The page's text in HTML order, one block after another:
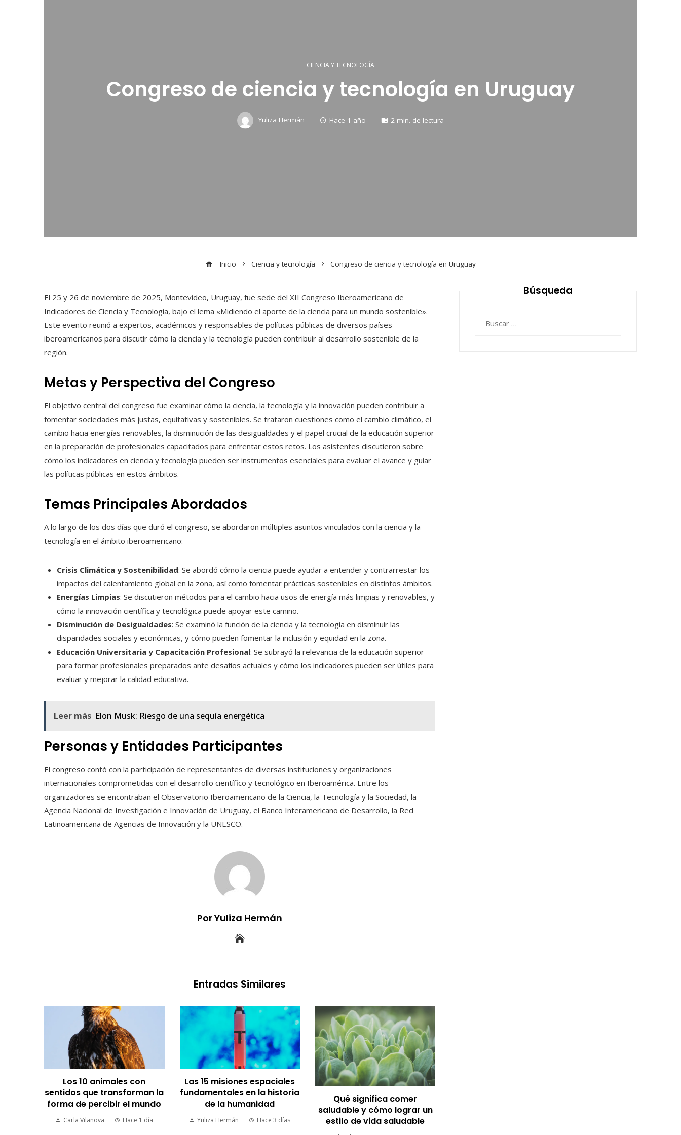
CIENCIA Y TECNOLOGÍA
Congreso de ciencia y tecnología en Uruguay
Yuliza Hermán Hace 1 año 2 min. de lectura
Inicio Ciencia y tecnología Congreso de ciencia y tecnología en Uruguay
El 25 y 26 de noviembre de 2025, Montevideo, Uruguay, fue sede del XII Congreso Iberoamericano de
Indicadores de Ciencia y Tecnología, bajo el lema «Midiendo el aporte de la ciencia para un mundo sostenible».
Este evento reunió a expertos, académicos y responsables de políticas públicas de diversos países
iberoamericanos para discutir cómo la ciencia y la tecnología pueden contribuir al desarrollo sostenible de la
región.
Metas y Perspectiva del Congreso
El objetivo central del congreso fue examinar cómo la ciencia, la tecnología y la innovación pueden contribuir a
fomentar sociedades más justas, equitativas y sostenibles. Se trataron cuestiones como el cambio climático, el
cambio hacia energías renovables, la disminución de las desigualdades y el papel crucial de la educación superior
en la preparación de profesionales capacitados para enfrentar estos retos. Los asistentes discutieron sobre
cómo los indicadores en ciencia y tecnología pueden ser instrumentos esenciales para evaluar el avance y guiar
las políticas públicas en estos ámbitos.
Temas Principales Abordados
A lo largo de los dos días que duró el congreso, se abordaron múltiples asuntos vinculados con la ciencia y la
tecnología en el ámbito iberoamericano:
Crisis Climática y Sostenibilidad: Se abordó cómo la ciencia puede ayudar a entender y contrarrestar los
impactos del calentamiento global en la zona, así como fomentar prácticas sostenibles en distintos ámbitos.
Energías Limpias: Se discutieron métodos para el cambio hacia usos de energía más limpias y renovables, y
cómo la innovación científica y tecnológica puede apoyar este camino.
Disminución de Desigualdades: Se examinó la función de la ciencia y la tecnología en disminuir las
disparidades sociales y económicas, y cómo pueden fomentar la inclusión y equidad en la zona.
Educación Universitaria y Capacitación Profesional: Se subrayó la relevancia de la educación superior
para formar profesionales preparados ante desafíos actuales y cómo los indicadores pueden ser útiles para
evaluar y mejorar la calidad educativa.
Leer más Elon Musk: Riesgo de una sequía energética
Personas y Entidades Participantes
El congreso contó con la participación de representantes de diversas instituciones y organizaciones
internacionales comprometidas con el desarrollo científico y tecnológico en Iberoamérica. Entre los
organizadores se encontraban el Observatorio Iberoamericano de la Ciencia, la Tecnología y la Sociedad, la
Agencia Nacional de Investigación e Innovación de Uruguay, el Banco Interamericano de Desarrollo, la Red
Latinoamericana de Agencias de Innovación y la UNESCO.
Por Yuliza Hermán
Entradas Similares
Los 10 animales con
sentidos que transforman la
forma de percibir el mundo
Carla Vilanova Hace 1 día
Las 15 misiones espaciales
fundamentales en la historia
de la humanidad
Yuliza Hermán Hace 3 días
Qué significa comer
saludable y cómo lograr un
estilo de vida saludable
Búsqueda